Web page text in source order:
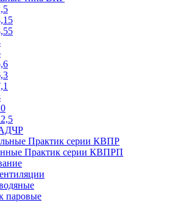
Практик серии КВПР
Практик серии КВПРП
паровые